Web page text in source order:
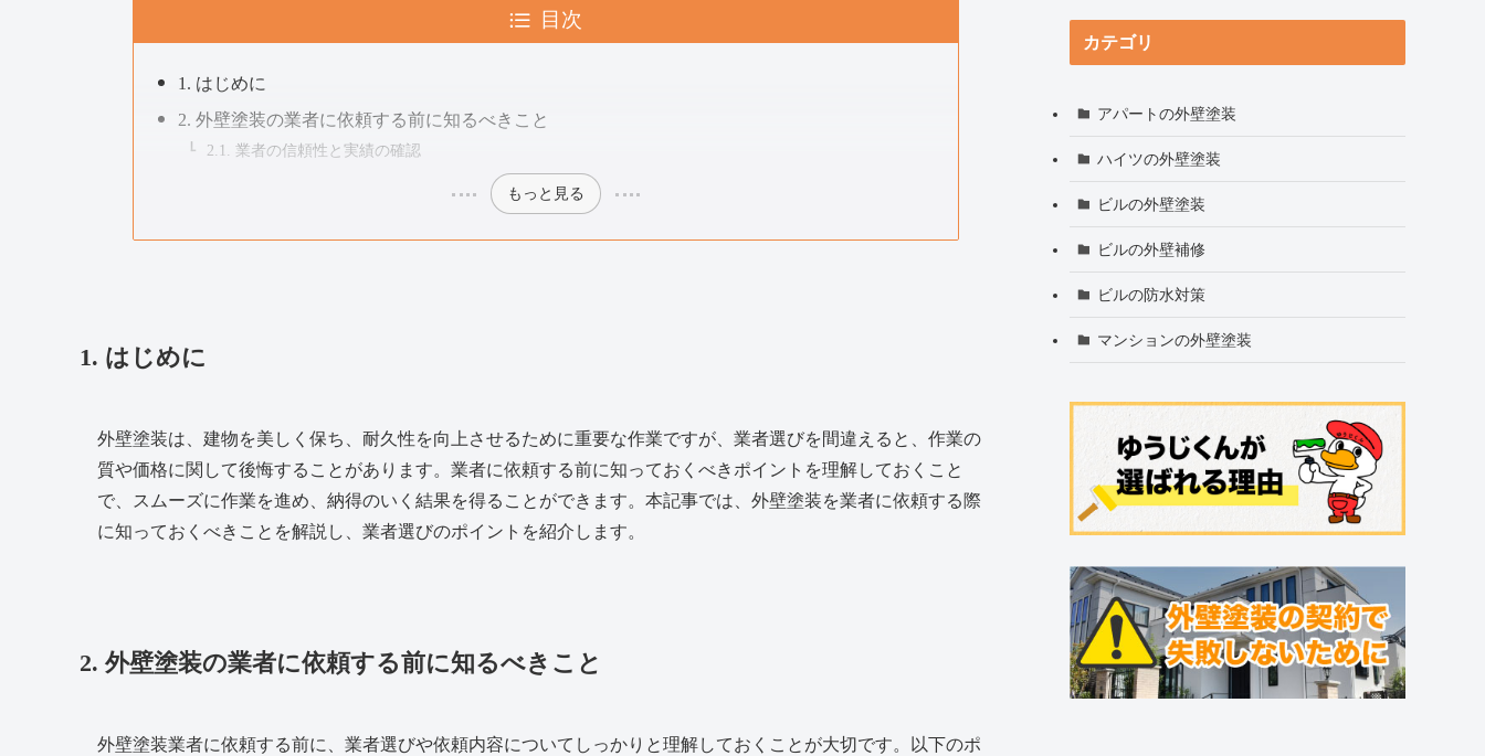
目次
1. はじめに
2. 外壁塗装の業者に依頼する前に知るべきこと
2.1. 業者の信頼性と実績の確認
もっと見る
1. はじめに
外壁塗装は、建物を美しく保ち、耐久性を向上させるために重要な作業ですが、業者選びを間違えると、作業の
質や価格に関して後悔することがあります。業者に依頼する前に知っておくべきポイントを理解しておくこと
で、スムーズに作業を進め、納得のいく結果を得ることができます。本記事では、外壁塗装を業者に依頼する際
に知っておくべきことを解説し、業者選びのポイントを紹介します。
2. 外壁塗装の業者に依頼する前に知るべきこと
外壁塗装業者に依頼する前に、業者選びや依頼内容についてしっかりと理解しておくことが大切です。以下のポ
カテゴリ
アパートの外壁塗装
ハイツの外壁塗装
ビルの外壁塗装
ビルの外壁補修
ビルの防水対策
マンションの外壁塗装